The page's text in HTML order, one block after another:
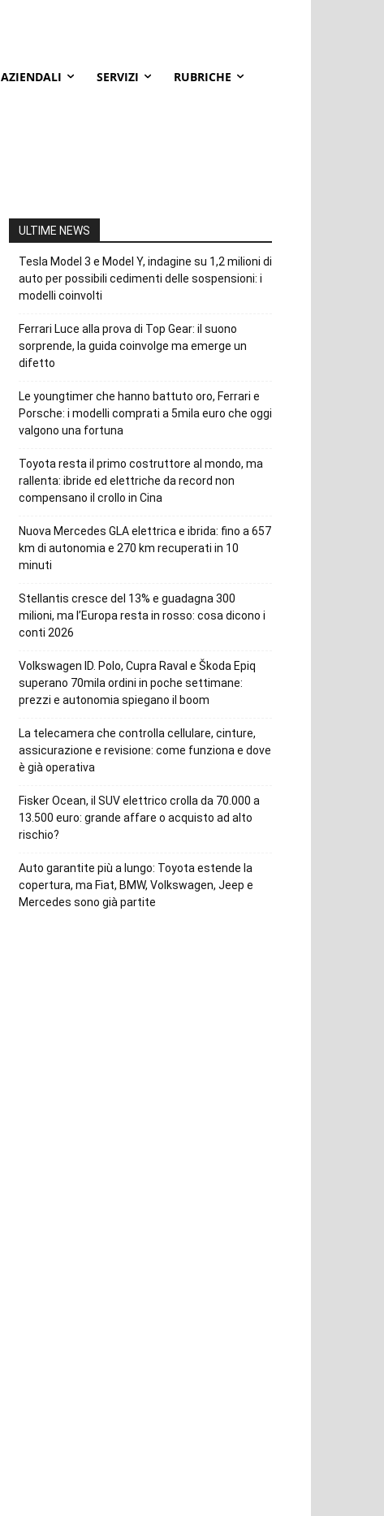
AZIENDALI SERVIZI RUBRICHE
ULTIME NEWS
Tesla Model 3 e Model Y, indagine su 1,2 milioni di
auto per possibili cedimenti delle sospensioni: i
modelli coinvolti
Ferrari Luce alla prova di Top Gear: il suono
sorprende, la guida coinvolge ma emerge un
difetto
Le youngtimer che hanno battuto oro, Ferrari e
Porsche: i modelli comprati a 5mila euro che oggi
valgono una fortuna
Toyota resta il primo costruttore al mondo, ma
rallenta: ibride ed elettriche da record non
compensano il crollo in Cina
Nuova Mercedes GLA elettrica e ibrida: fino a 657
km di autonomia e 270 km recuperati in 10
minuti
Stellantis cresce del 13% e guadagna 300
milioni, ma l’Europa resta in rosso: cosa dicono i
conti 2026
Volkswagen ID. Polo, Cupra Raval e Škoda Epiq
superano 70mila ordini in poche settimane:
prezzi e autonomia spiegano il boom
La telecamera che controlla cellulare, cinture,
assicurazione e revisione: come funziona e dove
è già operativa
Fisker Ocean, il SUV elettrico crolla da 70.000 a
13.500 euro: grande affare o acquisto ad alto
rischio?
Auto garantite più a lungo: Toyota estende la
copertura, ma Fiat, BMW, Volkswagen, Jeep e
Mercedes sono già partite